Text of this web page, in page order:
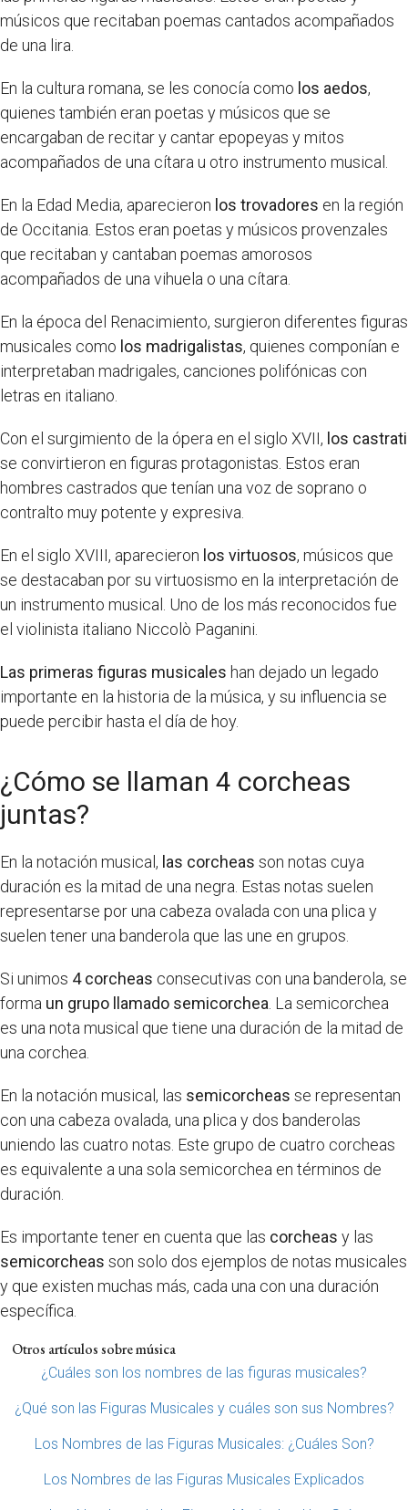
músicos que recitaban poemas cantados acompañados
de una lira.
En la cultura romana, se les conocía como los aedos,
quienes también eran poetas y músicos que se
encargaban de recitar y cantar epopeyas y mitos
acompañados de una cítara u otro instrumento musical.
En la Edad Media, aparecieron los trovadores en la región
de Occitania. Estos eran poetas y músicos provenzales
que recitaban y cantaban poemas amorosos
acompañados de una vihuela o una cítara.
En la época del Renacimiento, surgieron diferentes figuras
musicales como los madrigalistas, quienes componían e
interpretaban madrigales, canciones polifónicas con
letras en italiano.
Con el surgimiento de la ópera en el siglo XVII, los castrati
se convirtieron en figuras protagonistas. Estos eran
hombres castrados que tenían una voz de soprano o
contralto muy potente y expresiva.
En el siglo XVIII, aparecieron los virtuosos, músicos que
se destacaban por su virtuosismo en la interpretación de
un instrumento musical. Uno de los más reconocidos fue
el violinista italiano Niccolò Paganini.
Las primeras figuras musicales han dejado un legado
importante en la historia de la música, y su influencia se
puede percibir hasta el día de hoy.
¿Cómo se llaman 4 corcheas
juntas?
En la notación musical, las corcheas son notas cuya
duración es la mitad de una negra. Estas notas suelen
representarse por una cabeza ovalada con una plica y
suelen tener una banderola que las une en grupos.
Si unimos 4 corcheas consecutivas con una banderola, se
forma un grupo llamado semicorchea . La semicorchea
es una nota musical que tiene una duración de la mitad de
una corchea.
En la notación musical, las semicorcheas se representan
con una cabeza ovalada, una plica y dos banderolas
uniendo las cuatro notas. Este grupo de cuatro corcheas
es equivalente a una sola semicorchea en términos de
duración.
Es importante tener en cuenta que las corcheas y las
semicorcheas son solo dos ejemplos de notas musicales
y que existen muchas más, cada una con una duración
específica.
Otros artículos sobre música
¿Cuáles son los nombres de las figuras musicales?
¿Qué son las Figuras Musicales y cuáles son sus Nombres?
Los Nombres de las Figuras Musicales: ¿Cuáles Son?
Los Nombres de las Figuras Musicales Explicados